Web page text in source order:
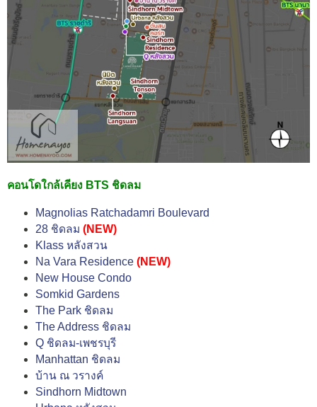
คอนโดใกล้เคียง BTS ชิดลม
Magnolias Ratchadamri Boulevard
28 ชิดลม (NEW)
Klass หลังสวน
Na Vara Residence (NEW)
New House Condo
Somkid Gardens
The Park ชิดลม
The Address ชิดลม
Q ชิดลม-เพชรบุรี
Manhattan ชิดลม
บ้าน ณ วรางค์
Sindhorn Midtown